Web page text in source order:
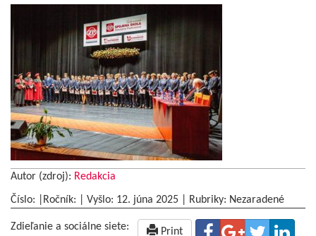
Autor (zdroj): Redakcia
Číslo: |Ročník: | Vyšlo: 12. júna 2025 Rubriky: Nezaradené
Zdieľanie a sociálne siete: Print